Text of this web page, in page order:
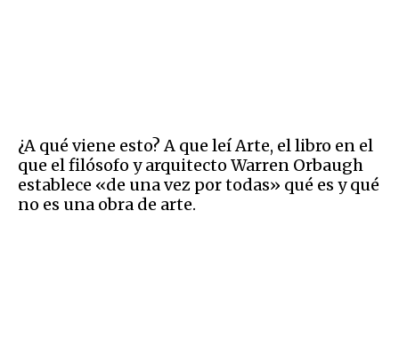
¿A qué viene esto? A que leí Arte, el libro en el
que el filósofo y arquitecto Warren Orbaugh
establece «de una vez por todas» qué es y qué
no es una obra de arte.